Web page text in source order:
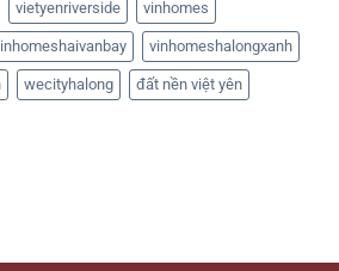
vietyenriverside vinhomes
vinhomeshalongxanh
wecityhalong đất nền việt yên